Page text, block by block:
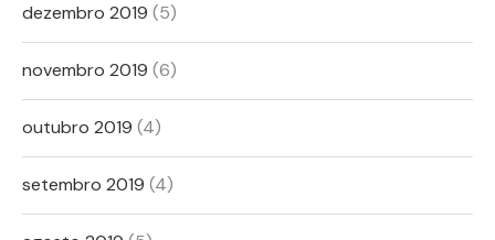
dezembro 2019 (5)
novembro 2019 (6)
outubro 2019 (4)
setembro 2019 (4)